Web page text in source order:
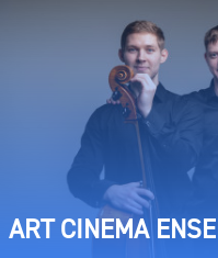
ART CINEMA